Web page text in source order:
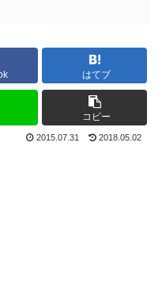
はてブ
コピー
2015.07.31 2018.05.02